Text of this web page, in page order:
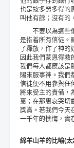
也是按多勞多得的
叫他有餘；沒有的
不要以為這些僕
是指着所有信徒。
了釋放，作了神的
因此我們蒙恩得救
我們每人都應該是
賜來服事神。我們
信徒便不用參與任
將來受主的責備，
裏；在那裏哀哭切
獎賞。若我們今天
一千年的懊悔，實
綿羊山羊的比喻(